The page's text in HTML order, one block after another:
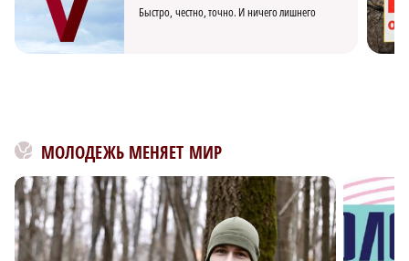
Быстро, честно, точно. И ничего лишнего
МОЛОДЕЖЬ МЕНЯЕТ МИР